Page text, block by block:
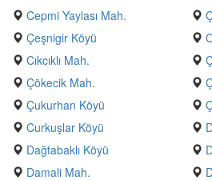
Cepmi Yaylası Mah.
Çeşnigir Köyü
Cıkcıklı Mah.
Çökecik Mah.
Çukurhan Köyü
Curkuşlar Köyü
Dağtabaklı Köyü
Damali Mah.